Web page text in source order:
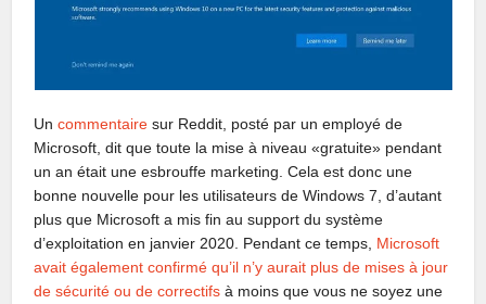
Uncommentaire sur Reddit, posté par un employé de
Microsoft, dit que toute la mise à niveau «gratuite» pendant
un an était une esbrouffe marketing. Cela est donc une
bonne nouvelle pour les utilisateurs de Windows 7, d’autant
plus que Microsoft a mis fin au support du système
d’exploitation en janvier 2020. Pendant ce temps, Microsoft
avait également confirmé qu’il n’y aurait plus de mises à jour
de sécurité ou de correctifs à moins que vous ne soyez une